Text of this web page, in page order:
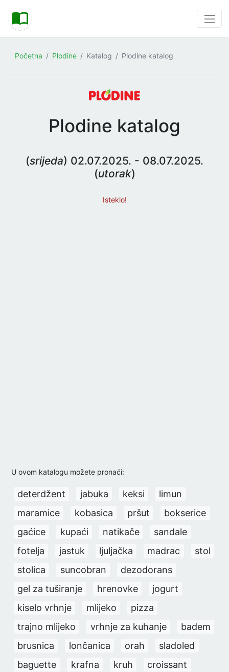
Početna Plodine Katalog Plodine katalog
Plodine katalog
(srijeda) 02.07.2025. - 08.07.2025.
(utorak)
Isteklo!
U ovom katalogu možete pronaći:
deterdžent jabuka keksi
limun
maramice
kobasica pršut
bokserice
gaćice
kupaći natikače
sandale
fotelja
jastuk ljuljačka madrac
stol
stolica
suncobran
dezodorans
gel za tuširanje
hrenovke
jogurt
kiselo vrhnje
mlijeko
pizza
trajno mlijeko
vrhnje za kuhanje
badem
brusnica
lončanica orah
sladoled
baguette
krafna kruh
croissant